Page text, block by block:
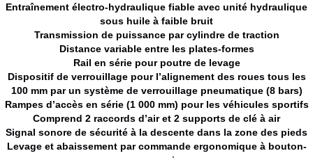
Entraînement électro-hydraulique fiable avec unité hydraulique
sous huile à faible bruit
Transmission de puissance par cylindre de traction
Distance variable entre les plates-formes
Rail en série pour poutre de levage
Dispositif de verrouillage pour l’alignement des roues tous les
100 mm par un système de verrouillage pneumatique (8 bars)
Rampes d’accès en série (1 000 mm) pour les véhicules sportifs
Comprend 2 raccords d’air et 2 supports de clé à air
Signal sonore de sécurité à la descente dans la zone des pieds
Levage et abaissement par commande ergonomique à bouton-